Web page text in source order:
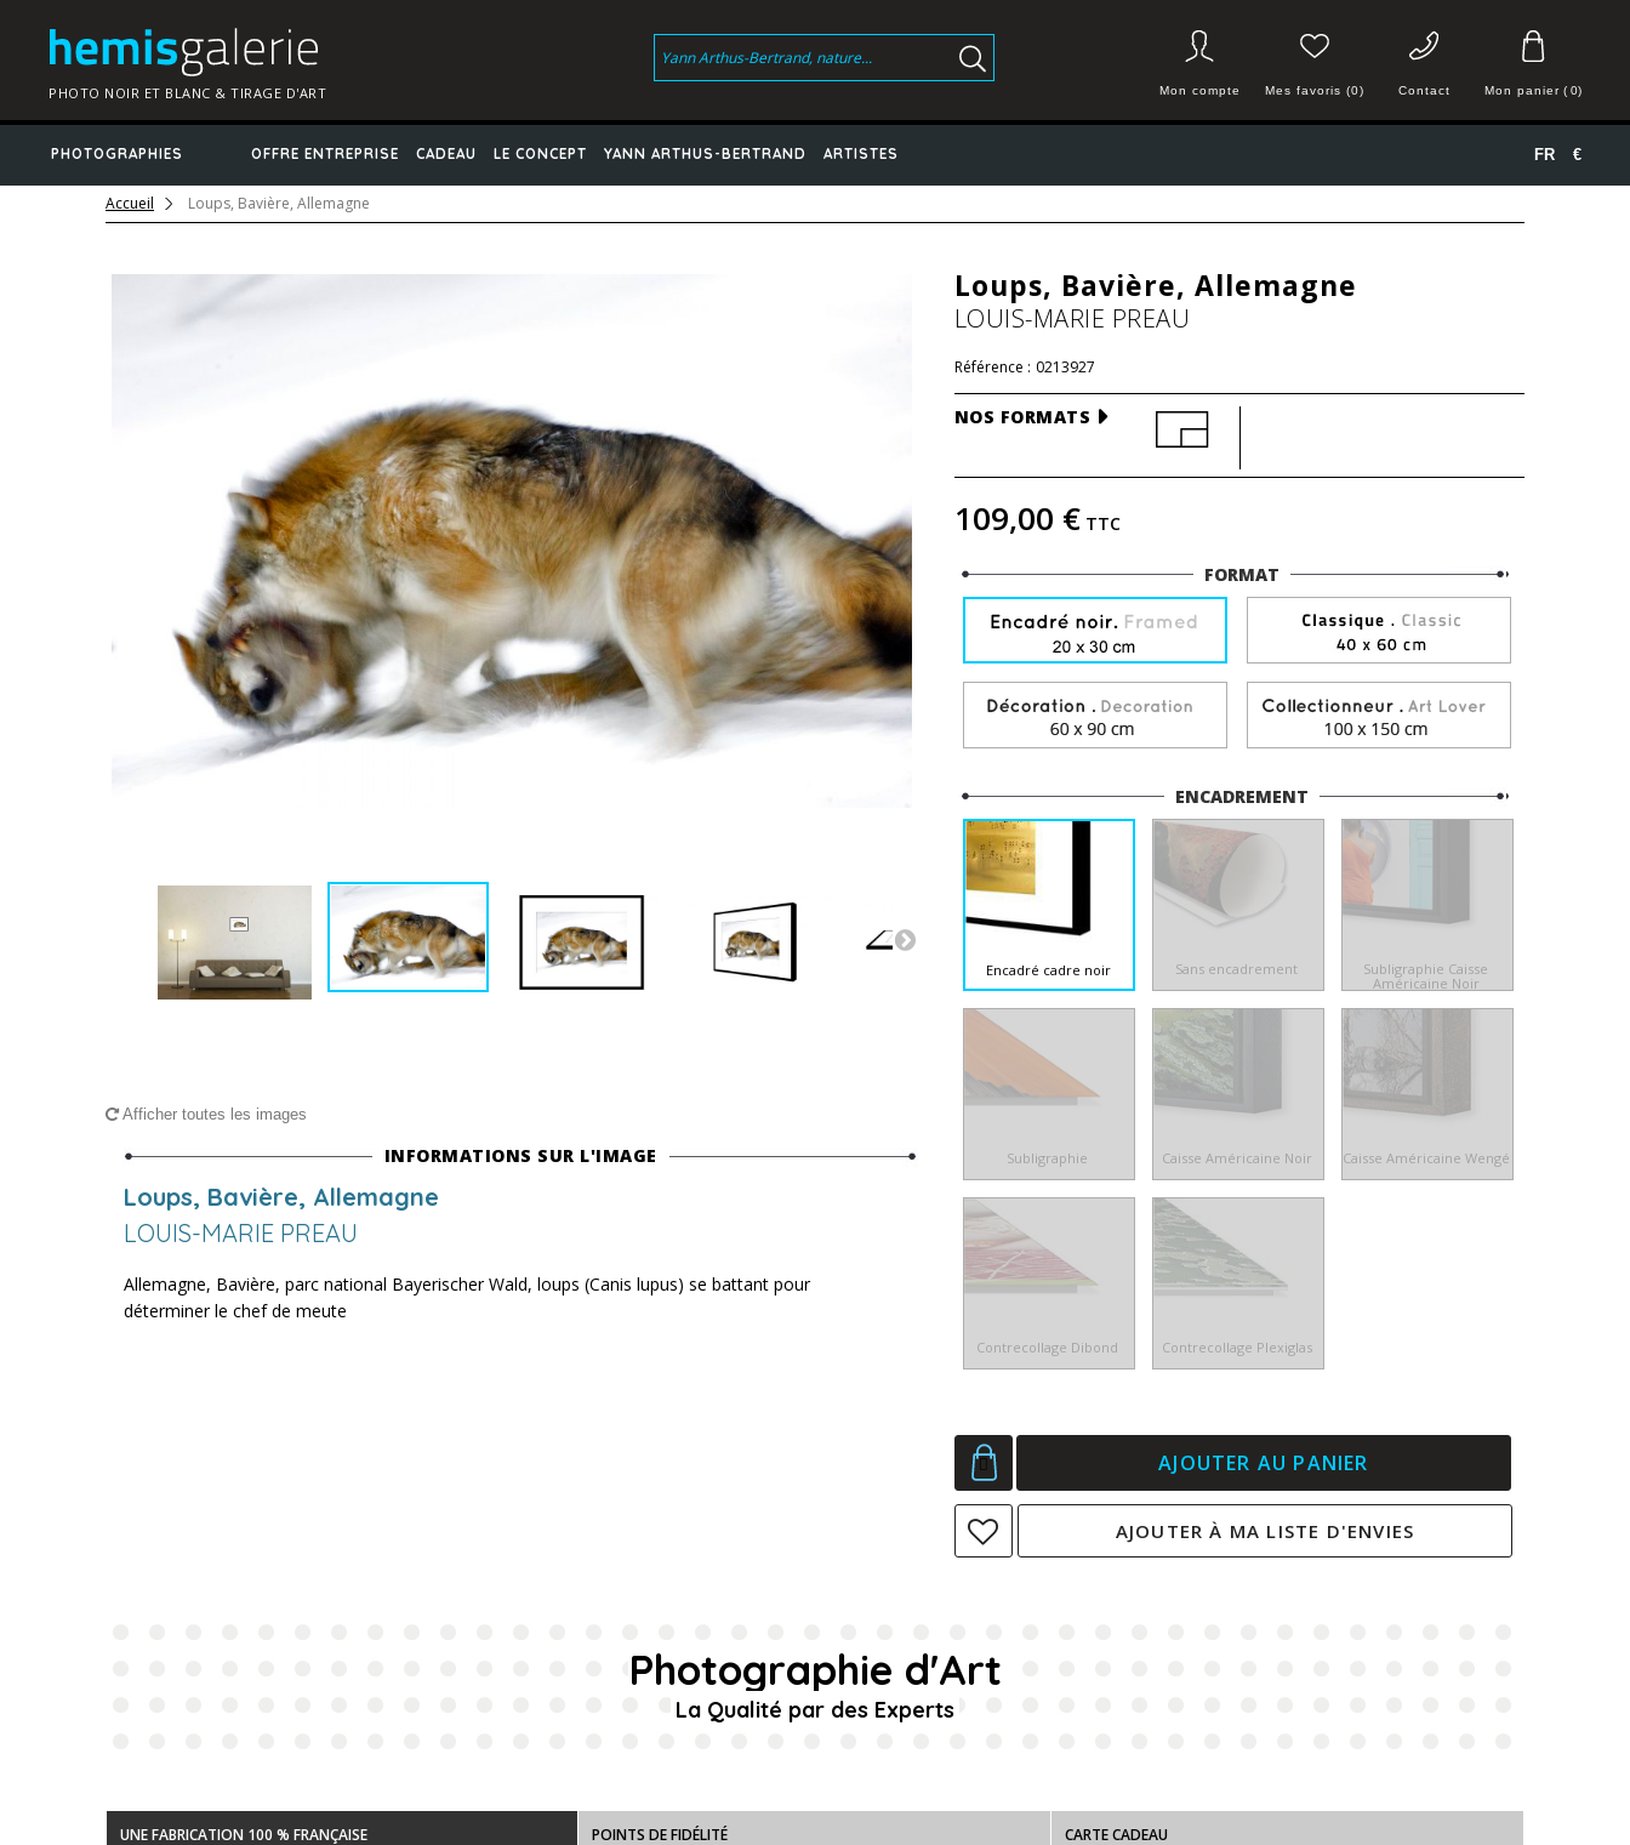
PHOTO NOIR ET BLANC & TIRAGE D'ART Mon panier ( 0)
Contact
Mes favoris (0)
Mon compte
PHOTOGRAPHIES OFFRE ENTREPRISE CADEAU LE CONCEPT YANN ARTHUS-BERTRAND ARTISTES €
FR
Accueil Loups, Bavière, Allemagne
Afficher toutes les images
INFORMATIONS SUR L'IMAGE
Loups, Bavière, Allemagne
LOUIS-MARIE PREAU
Allemagne, Bavière, parc national Bayerischer Wald, loups (Canis lupus) se battant pour
déterminer le chef de meute
Loups, Bavière, Allemagne
LOUIS-MARIE PREAU
Référence : 0213927
NOS FORMATS
109,00 € TTC
FORMAT
ENCADREMENT
Encadré cadre noir Sans encadrement
Subligraphie Caisse
Américaine Noir
Subligraphie Caisse Américaine Noir Caisse Américaine Wengé
Contrecollage Dibond Contrecollage Plexiglas
AJOUTER AU PANIER
AJOUTER À MA LISTE D'ENVIES
Photographie d'Art
La Qualité par des Experts
UNE FABRICATION 100 % FRANÇAISE POINTS DE FIDÉLITÉ CARTE CADEAU